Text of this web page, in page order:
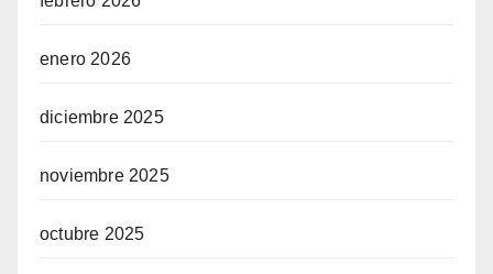
enero 2026
diciembre 2025
noviembre 2025
octubre 2025